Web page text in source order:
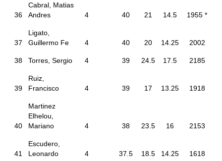
36
Cabral, Matias
Andres
4 40 21 14.5 1955 *
37
Ligato,
Guillermo Fe
4 40 20 14.25 2002
38 Torres, Sergio 4 39 24.5 17.5 2185
39
Ruiz,
Francisco
4 39 17 13.25 1918
40
Martinez
Elhelou,
Mariano
4 38 23.5 16 2153
41
Escudero,
Leonardo
4 37.5 18.5 14.25 1618